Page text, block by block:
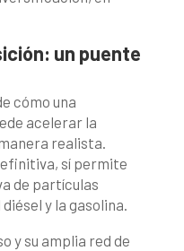
un puente
cómo una
acelerar la
realista.
sí permite
de partículas
y la gasolina.
y su amplia red de